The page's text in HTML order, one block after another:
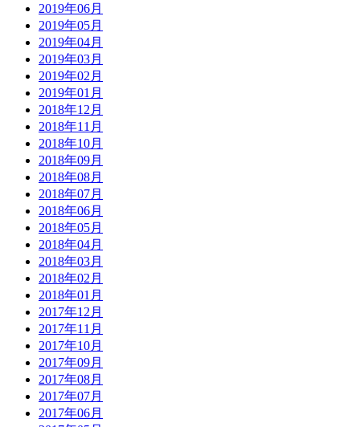
2019年06月
2019年05月
2019年04月
2019年03月
2019年02月
2019年01月
2018年12月
2018年11月
2018年10月
2018年09月
2018年08月
2018年07月
2018年06月
2018年05月
2018年04月
2018年03月
2018年02月
2018年01月
2017年12月
2017年11月
2017年10月
2017年09月
2017年08月
2017年07月
2017年06月